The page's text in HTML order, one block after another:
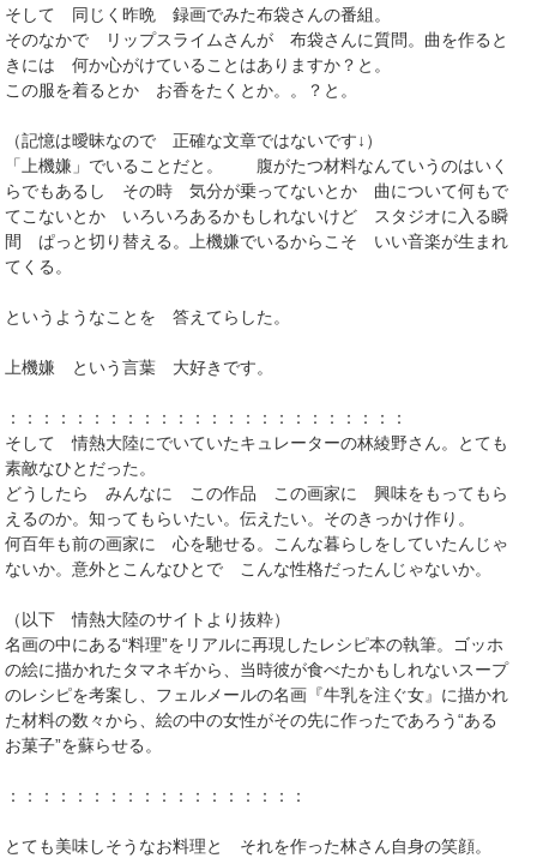
そして 同じく昨晩 録画でみた布袋さんの番組。
そのなかで リップスライムさんが 布袋さんに質問。曲を作ると
きには 何か心がけていることはありますか？と。
この服を着るとか お香をたくとか。。？と。
（記憶は曖昧なので 正確な文章ではないです↓）
「上機嫌」でいることだと。 腹がたつ材料なんていうのはいく
らでもあるし その時 気分が乗ってないとか 曲について何もで
てこないとか いろいろあるかもしれないけど スタジオに入る瞬
間 ぱっと切り替える。上機嫌でいるからこそ いい音楽が生まれ
てくる。
というようなことを 答えてらした。
上機嫌 という言葉 大好きです。
：：：：：：：：：：：：：：：：：：：：：：：：
そして 情熱大陸にでいていたキュレーターの林綾野さん。とても
素敵なひとだった。
どうしたら みんなに この作品 この画家に 興味をもってもら
えるのか。知ってもらいたい。伝えたい。そのきっかけ作り。
何百年も前の画家に 心を馳せる。こんな暮らしをしていたんじゃ
ないか。意外とこんなひとで こんな性格だったんじゃないか。
（以下 情熱大陸のサイトより抜粋）
名画の中にある“料理”をリアルに再現したレシピ本の執筆。ゴッホ
の絵に描かれたタマネギから、当時彼が食べたかもしれないスープ
のレシピを考案し、フェルメールの名画『牛乳を注ぐ女』に描かれ
た材料の数々から、絵の中の女性がその先に作ったであろう“ある
お菓子”を蘇らせる。
：：：：：：：：：：：：：：：：：：
とても美味しそうなお料理と それを作った林さん自身の笑顔。